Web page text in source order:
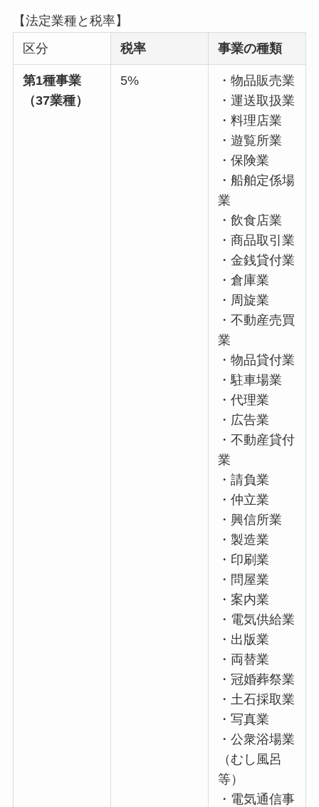
【法定業種と税率】
区分
税率 事業の種類
第1種事業
（37業種）
5%
・物品販売業
・運送取扱業
・料理店業
・遊覧所業
・保険業
・船舶定係場
業
・飲食店業
・商品取引業
・金銭貸付業
・倉庫業
・周旋業
・不動産売買
業
・物品貸付業
・駐車場業
・代理業
・広告業
・不動産貸付
業
・請負業
・仲立業
・興信所業
・製造業
・印刷業
・問屋業
・案内業
・電気供給業
・出版業
・両替業
・冠婚葬祭業
・土石採取業
・写真業
・公衆浴場業
（むし風呂
等）
・電気通信事